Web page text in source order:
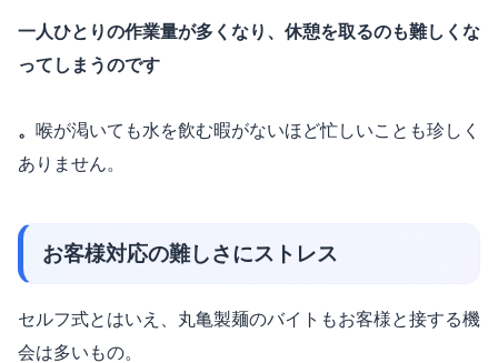
一人ひとりの作業量が多くなり、休憩を取るのも難しくな
ってしまうのです
。 喉が渇いても水を飲む暇がないほど忙しいことも珍しく
ありません。
お客様対応の難しさにストレス
セルフ式とはいえ、丸亀製麺のバイトもお客様と接する機
会は多いもの。